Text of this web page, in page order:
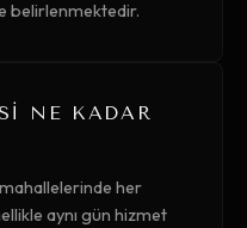
belirlenmektedir.
NE KADAR
her
aynı gün hizmet